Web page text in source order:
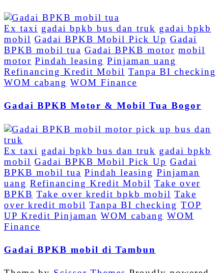
Ex taxi gadai bpkb bus dan truk gadai bpkb
mobil Gadai BPKB Mobil Pick Up Gadai
BPKB mobil tua Gadai BPKB motor mobil
motor Pindah leasing Pinjaman uang
Refinancing Kredit Mobil Tanpa BI checking
WOM cabang WOM Finance
Gadai BPKB Motor & Mobil Tua Bogor
Ex taxi gadai bpkb bus dan truk gadai bpkb
mobil Gadai BPKB Mobil Pick Up Gadai
BPKB mobil tua Pindah leasing Pinjaman
uang Refinancing Kredit Mobil Take over
BPKB Take over kredit bpkb mobil Take
over kredit mobil Tanpa BI checking TOP
UP Kredit Pinjaman WOM cabang WOM
Finance
Gadai BPKB mobil di Tambun